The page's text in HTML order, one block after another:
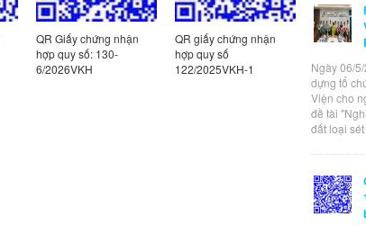
QR Giấy chứng nhận
hợp quy số: 130-
6/2026VKH
QR giấy chứng nhận
hợp quy số
122/2025VKH-1
QR giấy
185/
Ngày 06/
dựng tổ
Viện cho
đề tài
đất loại